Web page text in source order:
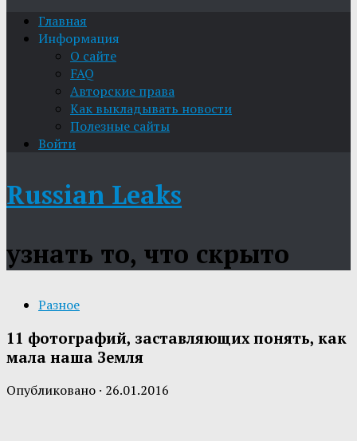
Главная
Информация
О сайте
FAQ
Авторские права
Как выкладывать новости
Полезные сайты
Войти
Russian Leaks
узнать то, что скрыто
Разное
11 фотографий, заставляющих понять, как
мала наша Земля
Опубликовано · 26.01.2016